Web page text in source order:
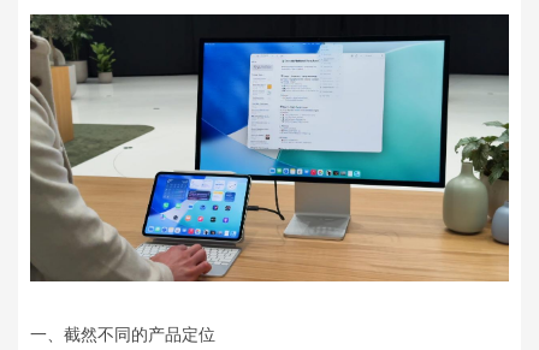
一、截然不同的产品定位